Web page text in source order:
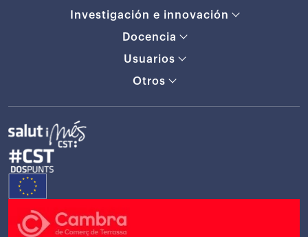
Investigación e innovación
Docencia
Usuarios
Otros